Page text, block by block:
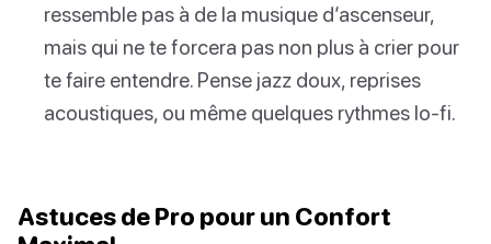
ressemble pas à de la musique d’ascenseur,
mais qui ne te forcera pas non plus à crier pour
te faire entendre. Pense jazz doux, reprises
acoustiques, ou même quelques rythmes lo-fi.
Astuces de Pro pour un Confort